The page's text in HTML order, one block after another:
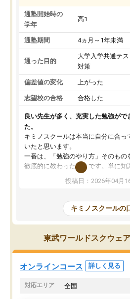
通塾開始時の
学年
高1
通塾期間 4ヵ月～1年未満
通った目的
大学入学共通テス
対策
偏差値の変化 上がった
志望校の合格 合格した
良い先生が多く、充実した勉強がで
た。
キミノスクールは本当に自分に合っ
いたと思います。
一番は、「勉強のやり方」そのもの
徹底的に教わったことです。単に知
を詰め込むのではなく、自学自習の習
慣が身につくよう並走してくれるの
はなくなりました。
講師の方との距離も近く、親身なコ
チングのおかげで、停滞期もモチベ
ションを維持できました。「やらさ
る勉強」から「目標のための勉強」
意識が変わったことが、目標校への合
投稿日：2026年04月
キミノスクールの
東武ワールドスクウェ
オンラインコース 詳しく見る
対応エリア 全国